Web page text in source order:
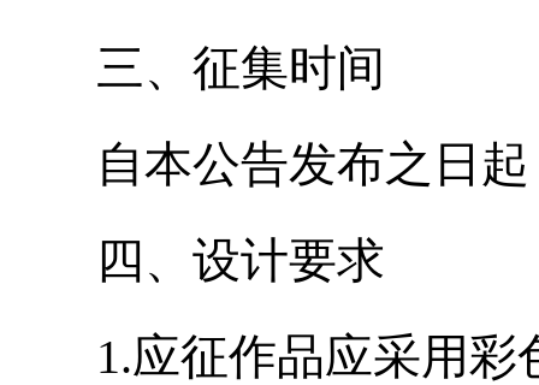
三、征集时间
自本公告发布之日起
四、设计要求
1.应征作品应采用彩